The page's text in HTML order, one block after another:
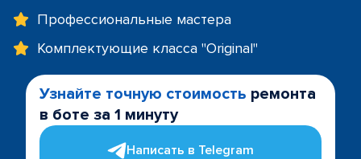
Профессиональные мастера
Комплектующие класса "Original"
Узнайте точную стоимость ремонта
в боте за 1 минуту
Написать в Telegram